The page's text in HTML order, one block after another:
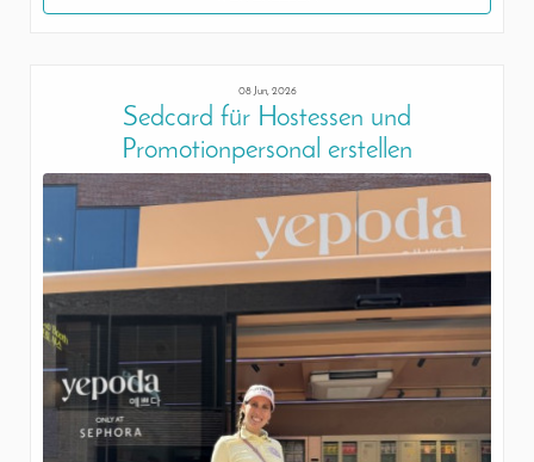
08 Jun, 2026
Sedcard für Hostessen und
Promotionpersonal erstellen